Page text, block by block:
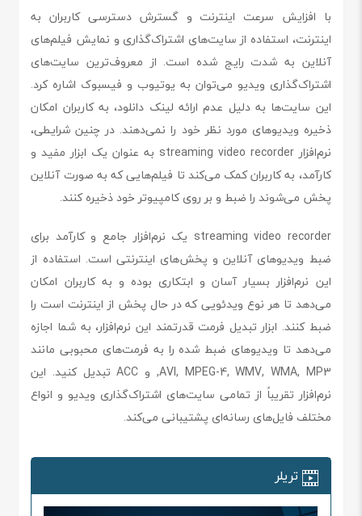
با افزایش سرعت اینترنت و گسترش دسترسی کاربران به
اینترنت، استفاده از سایت‌های اشتراک‌گذاری و نمایش فیلم‌های
آنلاین به شدت رایج شده است. از معروف‌ترین سایت‌های
اشتراک‌گذاری ویدیو می‌توان به یوتیوب و فیسبوک اشاره کرد.
این سایت‌ها به دلیل عدم ارائه لینک دانلود، به کاربران امکان
ذخیره ویدیوهای مورد نظر خود را نمی‌دهند. در چنین شرایطی،
نرم‌افزار streaming video recorder به عنوان یک ابزار مفید و
کارآمد، به کاربران کمک می‌کند تا فیلم‌هایی که به صورت آنلاین
پخش می‌شوند را ضبط و بر روی کامپیوتر خود ذخیره کنند.
streaming video recorder یک نرم‌افزار جامع و کارآمد برای
ضبط ویدیوهای آنلاین و پخش‌های اینترنتی است. استفاده از
این نرم‌افزار بسیار آسان و ابتکاری بوده و به کاربران امکان
می‌دهد تا هر نوع ویدئویی که در حال پخش از اینترنت است را
ضبط کنند. ابزار تبدیل فرمت قدرتمند این نرم‌افزار، به شما اجازه
می‌دهد تا ویدیوهای ضبط شده را به فرمت‌های محبوبی مانند
AVI, MPEG-4, WMV, WMA, MP3, و ACC تبدیل کنید. این
نرم‌افزار تقریباً از تمامی سایت‌های اشتراک‌گذاری ویدیو و انواع
مختلف فایل‌های رسانه‌ای پشتیبانی می‌کند.
تریلر